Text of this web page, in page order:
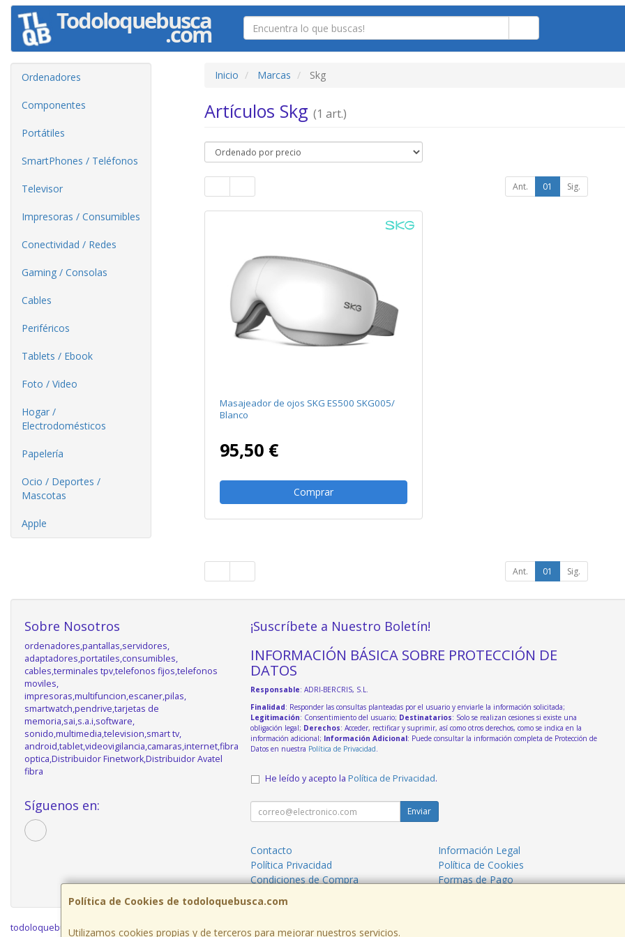
Ordenadores
Componentes
Portátiles
SmartPhones / Teléfonos
Televisor
Impresoras / Consumibles
Conectividad / Redes
Gaming / Consolas
Cables
Periféricos
Tablets / Ebook
Foto / Video
Hogar /
Electrodomésticos
Papelería
Ocio / Deportes /
Mascotas
Apple
Inicio Marcas Skg
Artículos Skg (1 art.)
Ant. 01 Sig.
Masajeador de ojos SKG ES500 SKG005/
Blanco
95,50 €
Comprar
Ant. 01 Sig.
Política de Cookies de todoloquebusca.com
Utilizamos cookies propias y de terceros para mejorar nuestros servicios.
Sobre Nosotros
ordenadores,pantallas,servidores,
adaptadores,portatiles,consumibles,
cables,terminales tpv,telefonos fijos,telefonos
moviles,
impresoras,multifuncion,escaner,pilas,
smartwatch,pendrive,tarjetas de
memoria,sai,s.a.i,software,
sonido,multimedia,television,smart tv,
android,tablet,videovigilancia,camaras,internet,fibra
optica,Distribuidor Finetwork,Distribuidor Avatel
fibra
Síguenos en:
¡Suscríbete a Nuestro Boletín!
INFORMACIÓN BÁSICA SOBRE PROTECCIÓN DE
DATOS
Responsable: ADRI-BERCRIS, S.L.
Finalidad: Responder las consultas planteadas por el usuario y enviarle la información solicitada;
Legitimación: Consentimiento del usuario; Destinatarios: Solo se realizan cesiones si existe una
obligación legal; Derechos: Acceder, rectificar y suprimir, así como otros derechos, como se indica en la
información adicional; Información Adicional: Puede consultar la información completa de Protección de
Datos en nuestra Política de Privacidad.
He leído y acepto la Política de Privacidad.
Enviar
Contacto
Información Legal
Política Privacidad
Política de Cookies
Condiciones de Compra
Formas de Pago
todoloquebusca.com © 2026